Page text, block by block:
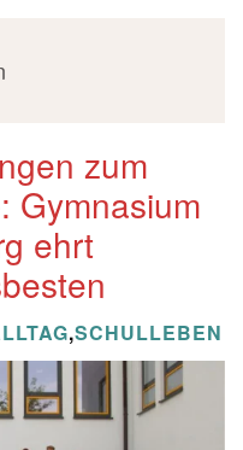
zum
Gymnasium
ehrt
,SCHULLEBEN